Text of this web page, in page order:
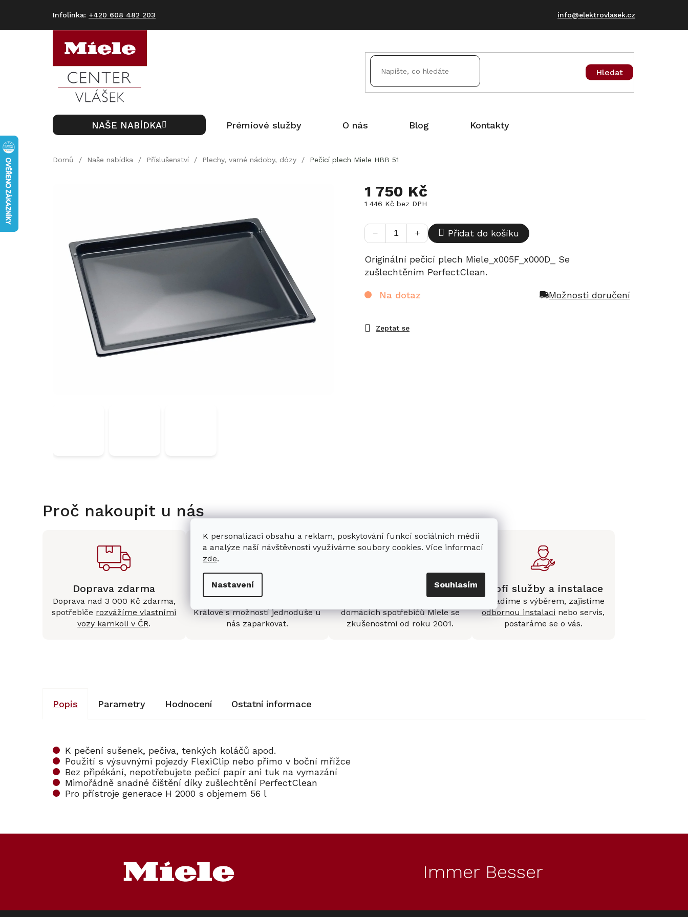
K personalizaci obsahu a reklam, poskytování funkcí sociálních médií
a analýze naší návštěvnosti využíváme soubory cookies. Více informací
zde.
Nastavení Souhlasím
+420 608 482 203 info@elektrovlasek.cz
Hledat
NAŠE NABÍDKA Prémiové služby O nás Blog Kontakty
Domů / Naše nabídka / Příslušenství / Plechy, varné nádoby, dózy / Pečicí plech Miele HBB 51
1 750 Kč
1 446 Kč bez DPH
cena:
+
− Přidat do košíku
Originální pečicí plech Miele_x005F_x000D_ Se
zušlechtěním PerfectClean.
Zeptat se
Na dotaz Možnosti doručení
Proč nakoupit u nás
Doprava zdarma
Doprava nad 3 000 Kč zdarma,
spotřebiče rozvážíme vlastními
vozy kamkoli v ČR.
Kamenná prodejna
Králové s možností jednoduše u
nás zaparkovat.
Stabilní prodejce
domácích spotřebičů Miele se
zkušenostmi od roku 2001.
Profi služby a instalace
Poradíme s výběrem, zajistíme
odbornou instalaci nebo servis,
postaráme se o vás.
Popis Parametry Hodnocení Ostatní informace
K pečení sušenek, pečiva, tenkých koláčů apod.
Použití s výsuvnými pojezdy FlexiClip nebo přímo v boční mřížce
Bez připékání, nepotřebujete pečicí papír ani tuk na vymazání
Mimořádně snadné čištění díky zušlechtění PerfectClean
Pro přístroje generace H 2000 s objemem 56 l
Immer Besser